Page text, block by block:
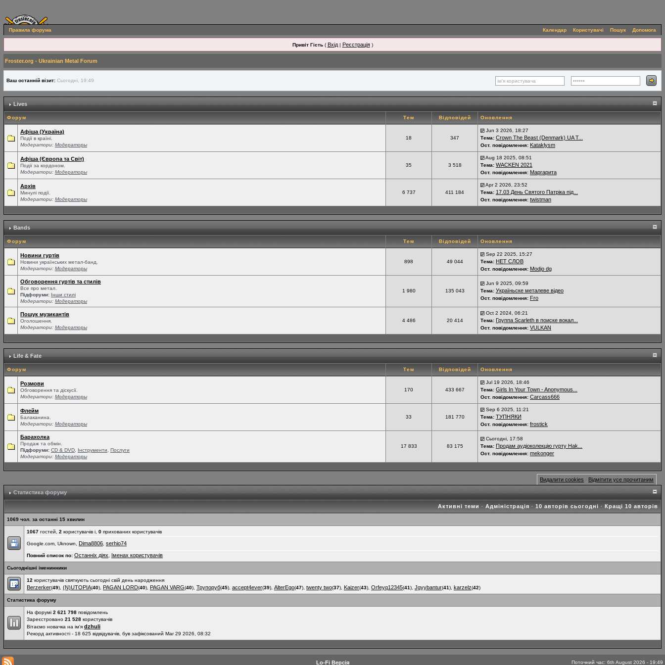
Правила форума Календар Користувачі Пошук Допомога
Привіт Гість( Вхід| Реєстрація)
Froster.org - Ukrainian Metal Forum
Ваш останній візит: Сьогодні, 19:49
Lives
Форум Тем Відповідей Оновлення
Афіша (Україна)
Події в країні.
Модератори: Модераторы
18 347
Jun 3 2026, 18:27
Тема: Crown The Beast (Denmark) UA T...
Ост. повідомлення: Kataklysm
Афіша (Європа та Світ)
Події за кордоном.
Модератори: Модераторы
35 3 518
Aug 18 2025, 08:51
Тема: WACKEN 2021
Ост. повідомлення: Маргарита
Архів
Минулі події.
Модератори: Модераторы
6 737 411 184
Apr 2 2026, 23:52
Тема: 17.03 День Святого Патріка під...
Ост. повідомлення: twistman
Bands
Форум Тем Відповідей Оновлення
Новини гуртів
Новини українських метал-банд.
Модератори: Модераторы
898 49 044
Sep 22 2025, 15:27
Тема: НЕТ СЛОВ
Ост. повідомлення: Modjo dg
Обговорення гуртів та стилів
Все про метал.
Підфоруми: Інши стилі
Модератори: Модераторы
1 980 135 043
Jun 9 2025, 09:59
Тема: Україньске металеве відео
Ост. повідомлення: Fro
Пошук музикантів
Оголошення.
Модератори: Модераторы
4 486 20 414
Oct 2 2024, 06:21
Тема: Группа Scarleth в поиске вокал...
Ост. повідомлення: VULKAN
Life & Fate
Форум Тем Відповідей Оновлення
Розмови
Обговорення та діскусії.
Модератори: Модераторы
170 433 667
Jul 19 2026, 18:46
Тема: Girls In Your Town - Anonymous...
Ост. повідомлення: Carcass666
Флейм
Балаканина.
Модератори: Модераторы
33 181 770
Sep 6 2025, 11:21
Тема: ТУПНЯКИ
Ост. повідомлення: frostick
Барахолка
Продаж та обмін.
Підфоруми: СD & DVD Інструменти
Послуги
Модератори: Модераторы
17 833 83 175
Сьогодні, 17:58
Тема: Продам аудіоколекцію гурту Hak...
Ост. повідомлення: mekonger
Видалити cookies Відмітити усе прочитаним
Статистика форуму
Активні теми · Адміністрація · 10 авторів сьогодні · Кращі 10 авторів
1069 чол. за останні 15 хвилин
1067 гостей, 2 користувачів і, 0 прихованих користувачів
Google.com, Uknown, Dima8806 serhio74
Повний список по: Останніх діях Іменах користувачів
Сьогоднішні іменинники
12 користувачів святкують сьогодні свій день народження
Berzerker(49), (N)UTOPIA(40), PAGAN LORD(40), PAGAN VARG(40), Трупоруб(45), accept4ever(39), AlterEgo(47), twenty two(37), Kaizer(43), Orfeyq12345(41), Jgyybantur(41), karzelz(42)
Статистика форуму
На форумі 2 621 798 повідомлень
Зареєстровано 21 528 користувачів
Вітаємо новачка на ім'я dzhuli
Рекорд активності - 18 625 відвідувачів, був зафіксований Mar 29 2026, 08:32
Lo-Fi Версія Поточний час: 6th August 2026 - 19:49